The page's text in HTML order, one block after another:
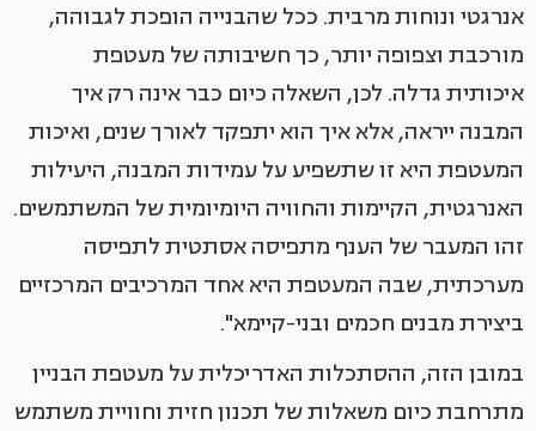
אנרגטי ונוחות מרבית. ככל שהבנייה הופכת לגבוהה,
מורכבת וצפופה יותר, כך חשיבותה של מעטפת
איכותית גדלה. לכן, השאלה כיום כבר אינה רק איך
המבנה ייראה, אלא איך הוא יתפקד לאורך שנים, ואיכות
המעטפת היא זו שתשפיע על עמידות המבנה, היעילות
האנרגטית, הקיימות והחוויה היומיומית של המשתמשים.
זהו המעבר של הענף מתפיסה אסתטית לתפיסה
מערכתית, שבה המעטפת היא אחד המרכיבים המרכזיים
ביצירת מבנים חכמים ובני-קיימא".
במובן הזה, ההסתכלות האדריכלית על מעטפת הבניין
מתרחבת כיום משאלות של תכנון חזית וחוויית משתמש